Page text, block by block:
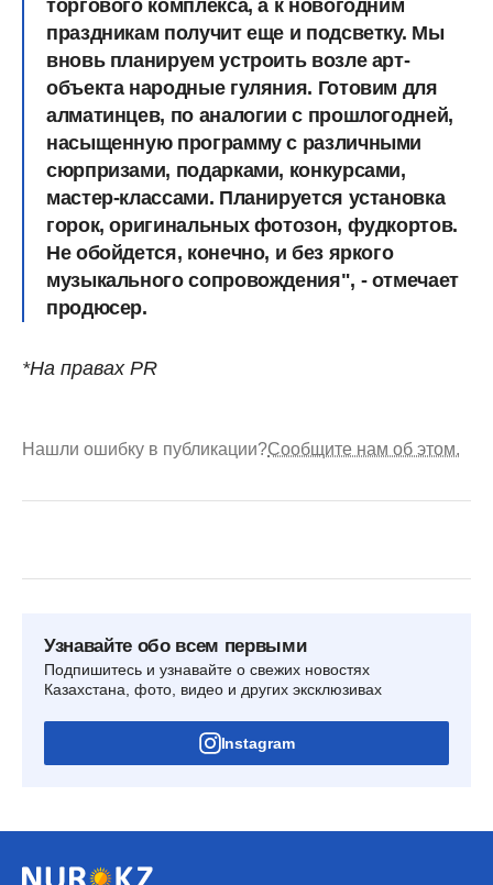
торгового комплекса, а к новогодним
праздникам получит еще и подсветку. Мы
вновь планируем устроить возле арт-
объекта народные гуляния. Готовим для
алматинцев, по аналогии с прошлогодней,
насыщенную программу с различными
сюрпризами, подарками, конкурсами,
мастер-классами. Планируется установка
горок, оригинальных фотозон, фудкортов.
Не обойдется, конечно, и без яркого
музыкального сопровождения", - отмечает
продюсер.
*На правах PR
Нашли ошибку в публикации?Сообщите нам об этом.
Узнавайте обо всем первыми
Подпишитесь и узнавайте о свежих новостях
Казахстана, фото, видео и других эксклюзивах
Instagram